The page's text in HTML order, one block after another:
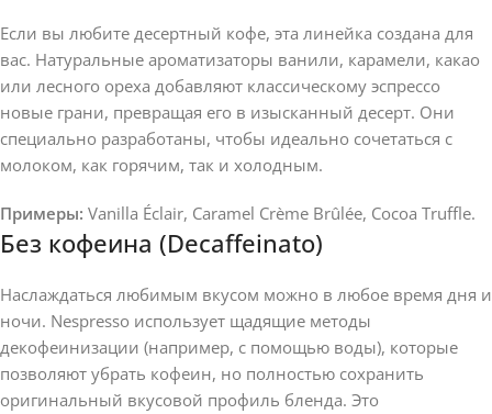
Если вы любите десертный кофе, эта линейка создана для
вас. Натуральные ароматизаторы ванили, карамели, какао
или лесного ореха добавляют классическому эспрессо
новые грани, превращая его в изысканный десерт. Они
специально разработаны, чтобы идеально сочетаться с
молоком, как горячим, так и холодным.
Примеры: Vanilla Éclair, Caramel Crème Brûlée, Cocoa Truffle.
Без кофеина (Decaffeinato)
Наслаждаться любимым вкусом можно в любое время дня и
ночи. Nespresso использует щадящие методы
декофеинизации (например, с помощью воды), которые
позволяют убрать кофеин, но полностью сохранить
оригинальный вкусовой профиль бленда. Это